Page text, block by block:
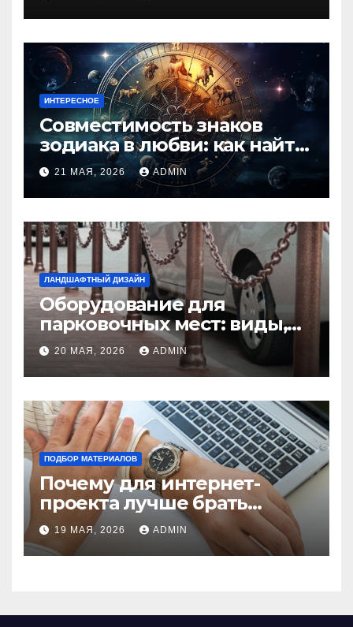
ИНТЕРЕСНОЕ
Совместимость знаков
зодиака в любви: как найти
идеальную пару и
избежать конфликтов
21 МАЯ, 2026 ADMIN
ЛАНДШАФТНЫЙ ДИЗАЙН
Оборудование для
парковочных мест: виды,
функции и нормы
установки
20 МАЯ, 2026 ADMIN
ПОДБОР МАТЕРИАЛОВ
Почему для интернет-
проекта лучше брать
отдельный сервер:
преимущества и ключевые
аспекты
19 МАЯ, 2026 ADMIN